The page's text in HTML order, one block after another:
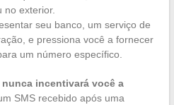
no exterior.
seu banco, um serviço de
e pressiona você a fornecer
um número específico.
incentivará você a
SMS recebido após uma